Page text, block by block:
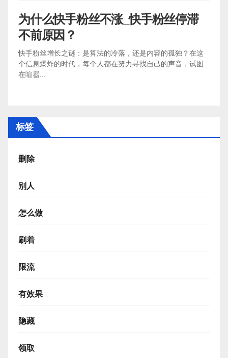
为什么快手粉丝不涨_快手粉丝停滞
不前原因？
快手粉丝增长之谜：是算法的冷落，还是内容的孤独？在这
个信息爆炸的时代，每个人都在努力寻找自己的声音，试图
在喧嚣...
标签
删除
别人
怎么做
刷着
限流
有效果
隐藏
领取